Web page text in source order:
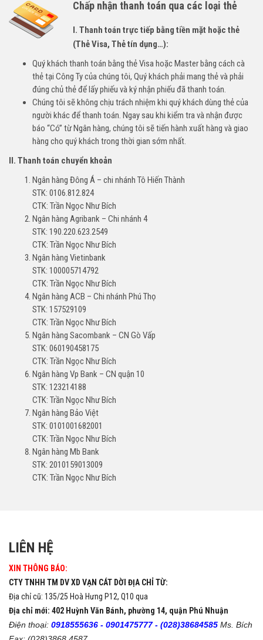
Chấp nhận thanh toán qua các loại thẻ
I. Thanh toán trực tiếp bằng tiền mặt hoặc thẻ
(Thẻ Visa, Thẻ tín dụng…):
Quý khách thanh toán bằng thẻ Visa hoặc Master bằng cách cà
thẻ tại Công Ty của chúng tôi, Quý khách phải mang thẻ và phải
đúng chủ thẻ để lấy phiếu và ký nhận phiếu đã thanh toán.
Chúng tôi sẽ không chịu trách nhiệm khi quý khách dùng thẻ của
người khác để thanh toán. Ngay sau khi kiểm tra và nhận được
báo “Có” từ Ngân hàng, chúng tôi sẽ tiến hành xuất hàng và giao
hàng cho quý khách trong thời gian sớm nhất.
II. Thanh toán chuyển khoản
Ngân hàng Đông Á – chi nhánh Tô Hiến Thành
STK: 0106.812.824
CTK: Trần Ngọc Như Bích
Ngân hàng Agribank – Chi nhánh 4
STK: 190.220.623.2549
CTK: Trần Ngọc Như Bích
Ngân hàng Vietinbank
STK: 100005714792
CTK: Trần Ngọc Như Bích
Ngân hàng ACB – Chi nhánh Phú Thọ
STK: 157529109
CTK: Trần Ngọc Như Bích
Ngân hàng Sacombank – CN Gò Vấp
STK: 060190458175
CTK: Trần Ngọc Như Bích
Ngân hàng Vp Bank – CN quận 10
STK: 123214188
CTK: Trần Ngọc Như Bích
Ngân hàng Bảo Việt
STK: 0101001682001
CTK: Trần Ngọc Như Bích
Ngân hàng Mb Bank
STK: 2010159013009
CTK: Trần Ngọc Như Bích
LIÊN HỆ
XIN THÔNG BÁO:
CTY TNHH TM DV XD VẠN CÁT DỜI ĐỊA CHỈ TỪ:
Địa chỉ cũ: 135/25 Hoà Hưng P12, Q10 qua
Địa chỉ mới: 402 Huỳnh Văn Bánh, phường 14, quận Phú Nhuận
Điện thoại: 0918555636 - 0901475777 - (028)38684585 Ms. Bích